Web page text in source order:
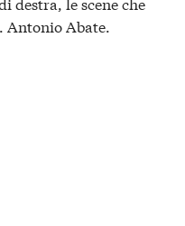
Antonio Abate.